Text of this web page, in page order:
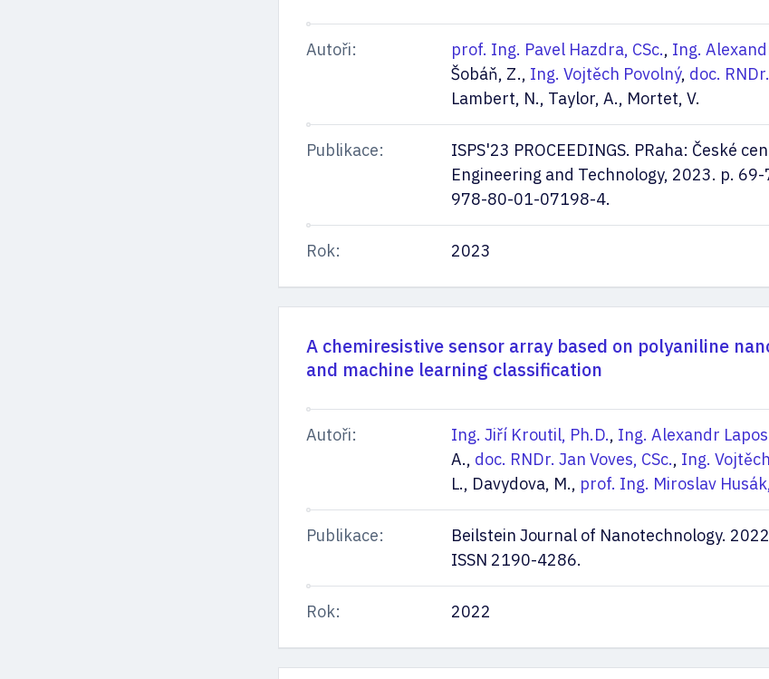
Autoři: prof. Ing. Pavel Hazdra, CSc., Ing.
Šobáň, Z., Ing. Vojtěch Povolný, doc.
Lambert, N., Taylor, A., Mortet, V.
Publikace:
ISPS'23 PROCEEDINGS. PRaha: České
Engineering and Technology, 2023. p. 69-
978-80-01-07198-4.
Rok: 2023
A chemiresistive sensor array based on polyaniline
and machine learning classification
Autoři: Ing. Jiří Kroutil, Ph.D., Ing. Alexandr
A., doc. RNDr. Jan Voves, CSc., Ing.
L., Davydova, M., prof. Ing. Miroslav
Publikace:
Beilstein Journal of Nanotechnology.
ISSN 2190-4286.
Rok: 2022